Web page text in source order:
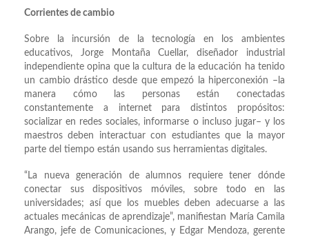
Corrientes de cambio
Sobre la incursión de la tecnología en los ambientes
educativos, Jorge Montaña Cuellar, diseñador industrial
independiente opina que la cultura de la educación ha tenido
un cambio drástico desde que empezó la hiperconexión –la
manera cómo las personas están conectadas
constantemente a internet para distintos propósitos:
socializar en redes sociales, informarse o incluso jugar– y los
maestros deben interactuar con estudiantes que la mayor
parte del tiempo están usando sus herramientas digitales.
“La nueva generación de alumnos requiere tener dónde
conectar sus dispositivos móviles, sobre todo en las
universidades; así que los muebles deben adecuarse a las
actuales mecánicas de aprendizaje”, manifiestan María Camila
Arango, jefe de Comunicaciones, y Edgar Mendoza, gerente